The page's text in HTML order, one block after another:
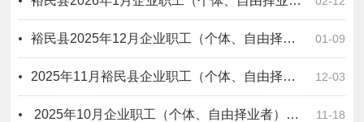
01-09
裕民县2025年12月企业职工（个体、自由择业者）正常退休公示
12-03
​2025年11月裕民县企业职工（个体、自由择业者）正常退休公示
11-18
​ 2025年10月企业职工（个体、自由择业者）退休公示